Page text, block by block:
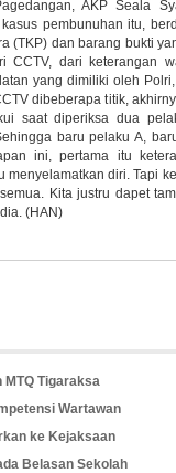
AKP Seala
pembunuhan itu,
(TKP) dan barang bukti
CCTV, dari keterangan
yang dimiliki oleh
dibeberapa titik,
saat diperiksa dua
baru pelaku A,
ini, pertama itu
menyelamatkan diri. Tapi
Kita justru dapet
(HAN)
MTQ Tigaraksa
Wartawan
ke Kejaksaan
Belasan Sekolah